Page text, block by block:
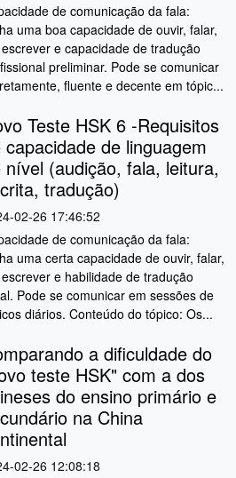
de comunicação da fala:
uma boa capacidade de ouvir, falar,
escrever e capacidade de tradução
preliminar. Pode se comunicar
fluente e decente em tópic...
Teste HSK 6 -Requisitos
capacidade de linguagem
nível (audição, fala, leitura,
tradução)
02-26 17:46:52
de comunicação da fala:
uma certa capacidade de ouvir, falar,
escrever e habilidade de tradução
Pode se comunicar em sessões de
diários. Conteúdo do tópico: Os...
a dificuldade do
teste HSK" com a dos
do ensino primário e
na China
02-26 12:08:18